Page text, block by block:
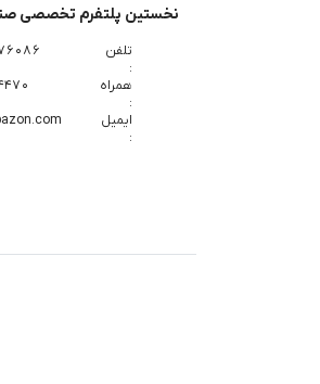
نخستین پلتفرم تخصصی
تلفن
:
- 021
همراه
:
ایمیل
: